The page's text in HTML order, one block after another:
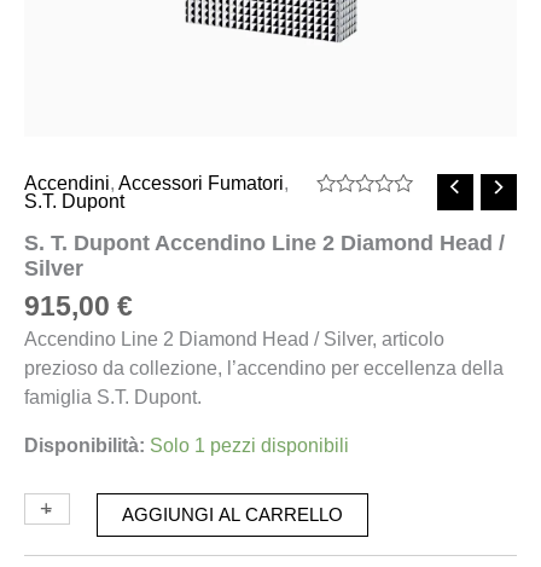
su
Accendini, Accessori Fumatori,
S.T. Dupont
S. T. Dupont Accendino Line 2 Diamond Head /
Silver
915,00 €
Accendino Line 2 Diamond Head / Silver, articolo
prezioso da collezione, l’accendino per eccellenza della
famiglia S.T. Dupont.
Disponibilità: Solo 1 pezzi disponibili
-
+ AGGIUNGI AL CARRELLO